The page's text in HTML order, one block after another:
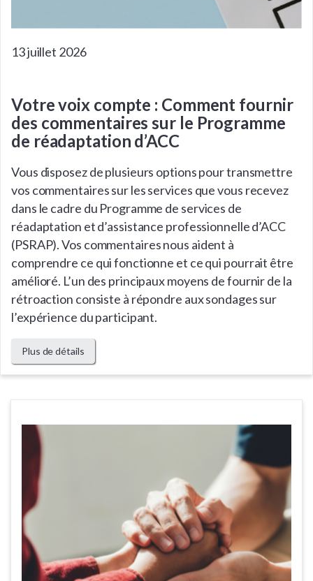
13 juillet 2026
Votre voix compte : Comment fournir
des commentaires sur le Programme
de réadaptation d’ACC
Vous disposez de plusieurs options pour transmettre
vos commentaires sur les services que vous recevez
dans le cadre du Programme de services de
réadaptation et d’assistance professionnelle d’ACC
(PSRAP). Vos commentaires nous aident à
comprendre ce qui fonctionne et ce qui pourrait être
amélioré. L’un des principaux moyens de fournir de la
rétroaction consiste à répondre aux sondages sur
l’expérience du participant.
Plus de détails